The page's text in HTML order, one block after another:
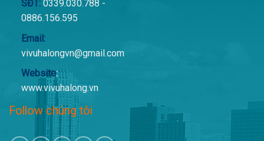
SĐT:0339.030.788 -
0886.156.595
Email:
vivuhalongvn@gmail.com
Website:
www.vivuhalong.vn
Follow chúng tôi